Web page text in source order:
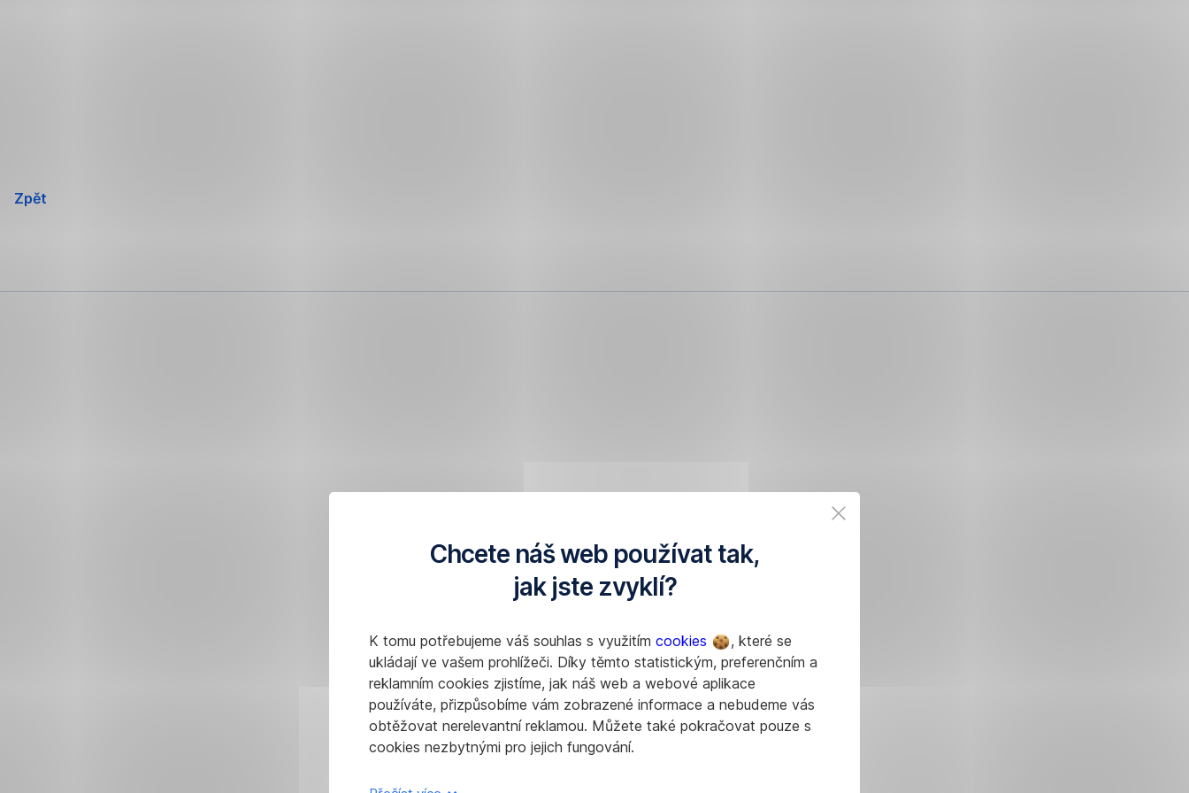
Chcete náš web používat tak,
jak jste zvyklí?
K tomu potřebujeme váš souhlas s využitím cookies
, které se
ukládají ve vašem prohlížeči. Díky těmto statistickým, preferenčním a
reklamním cookies zjistíme, jak náš web a webové aplikace
používáte, přizpůsobíme vám zobrazené informace a nebudeme vás
obtěžovat nerelevantní reklamou. Můžete také pokračovat pouze s
cookies nezbytnými pro jejich fungování.
Zpět